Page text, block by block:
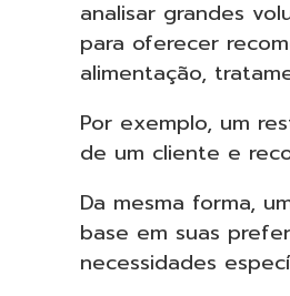
analisar grandes
para oferecer
alimentação,
Por exemplo, um
de um cliente e
Da mesma forma,
base em suas
necessidades